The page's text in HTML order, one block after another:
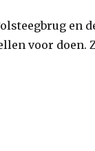
en
voor doen.